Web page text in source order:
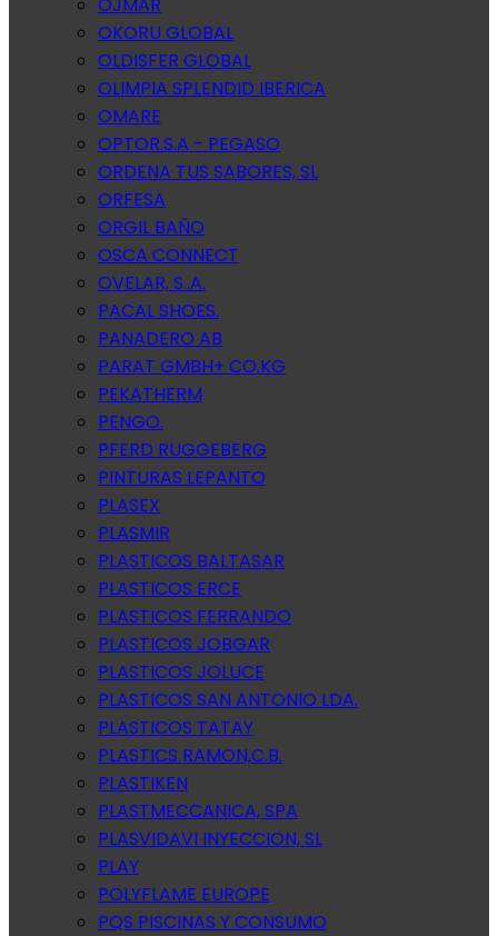
OKORU GLOBAL
OLDISFER GLOBAL
OLIMPIA SPLENDID IBERICA
OMARE
OPTOR.S.A - PEGASO
ORDENA TUS SABORES, SL
ORFESA
ORGIL BAÑO
OSCA CONNECT
OVELAR, S..A.
PACAL SHOES.
PANADERO AB
PARAT GMBH+ CO.KG
PEKATHERM
PENGO.
PFERD RUGGEBERG
PINTURAS LEPANTO
PLASEX
PLASMIR
PLASTICOS BALTASAR
PLASTICOS ERCE
PLASTICOS FERRANDO
PLASTICOS JOBGAR
PLASTICOS JOLUCE
PLASTICOS SAN ANTONIO LDA.
PLASTICOS TATAY
PLASTICS RAMON,C.B.
PLASTIKEN
PLASTMECCANICA, SPA
PLASVIDAVI INYECCION, SL
PLAY
POLYFLAME EUROPE
PQS PISCINAS Y CONSUMO